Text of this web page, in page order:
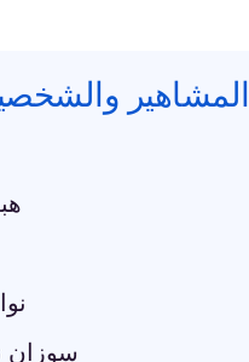
المشاهير
سوزان